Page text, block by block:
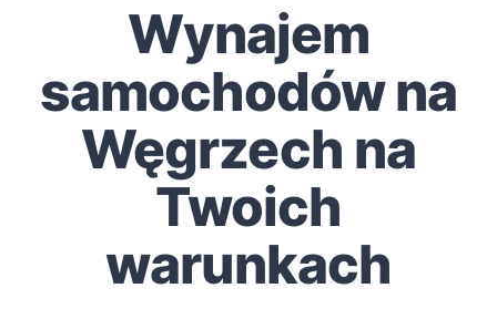
Wynajem
samochodów na
Węgrzech na
Twoich
warunkach